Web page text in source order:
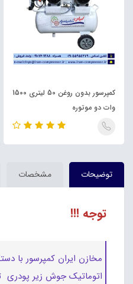
کمپرسور بدون روغن 50 لیتری 1500
وات دو موتوره
توضیحات مشخصات
توجه !!!
مخازن ایران کمپرسور با
اتوماتیک جوش زیر پودری